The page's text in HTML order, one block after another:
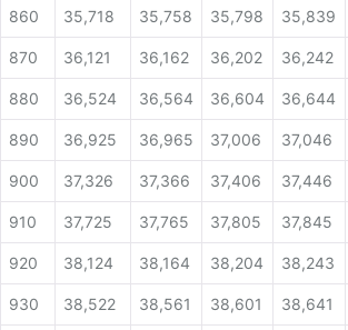
860 35,718 35,758 35,798 35,839
870 36,121 36,162 36,202 36,242
880 36,524 36,564 36,604 36,644
890 36,925 36,965 37,006 37,046
900 37,326 37,366 37,406 37,446
910 37,725 37,765 37,805 37,845
920 38,124 38,164 38,204 38,243
930 38,522 38,561 38,601 38,641